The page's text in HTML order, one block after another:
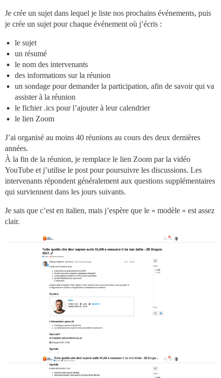
Je crée un sujet dans lequel je liste nos prochains événements, puis
je crée un sujet pour chaque événement où j’écris :
le sujet
un résumé
le nom des intervenants
des informations sur la réunion
un sondage pour demander la participation, afin de savoir qui va
assister à la réunion
le fichier .ics pour l’ajouter à leur calendrier
le lien Zoom
J’ai organisé au moins 40 réunions au cours des deux dernières
années.
À la fin de la réunion, je remplace le lien Zoom par la vidéo
YouTube et j’utilise le post pour poursuivre les discussions. Les
intervenants répondent généralement aux questions supplémentaires
qui surviennent dans les jours suivants.
Je sais que c’est en italien, mais j’espère que le « modèle » est assez
clair.